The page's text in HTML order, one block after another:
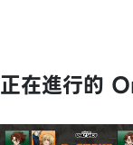
正在進行的